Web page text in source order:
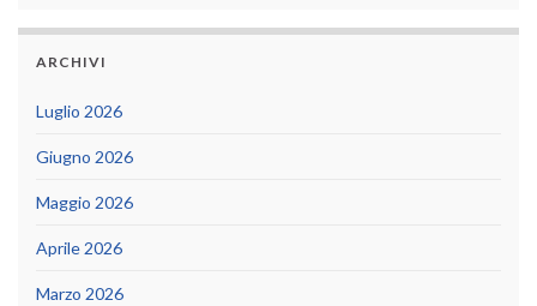
ARCHIVI
Luglio 2026
Giugno 2026
Maggio 2026
Aprile 2026
Marzo 2026